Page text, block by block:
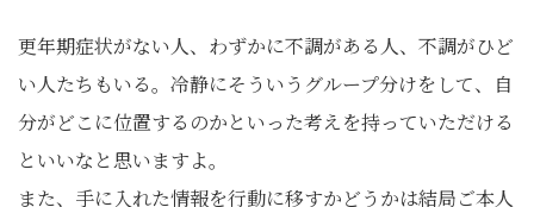
更年期症状がない人、わずかに不調がある人、不調がひど
い人たちもいる。冷静にそういうグループ分けをして、自
分がどこに位置するのかといった考えを持っていただける
といいなと思いますよ。
また、手に入れた情報を行動に移すかどうかは結局ご本人